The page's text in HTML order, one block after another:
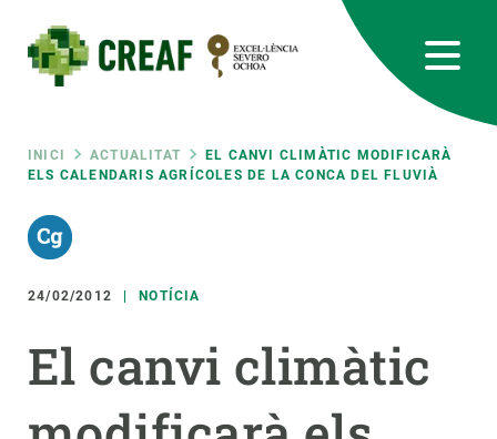
contingut
Fil
d'ariadna
INICI ACTUALITAT
EL CANVI CLIMÀTIC MODIFICARÀ
ELS CALENDARIS AGRÍCOLES DE LA CONCA DEL FLUVIÀ
24/02/2012 NOTÍCIA
El canvi climàtic
RRSS
Featured
responsive
INTRANET
Responsive
menu